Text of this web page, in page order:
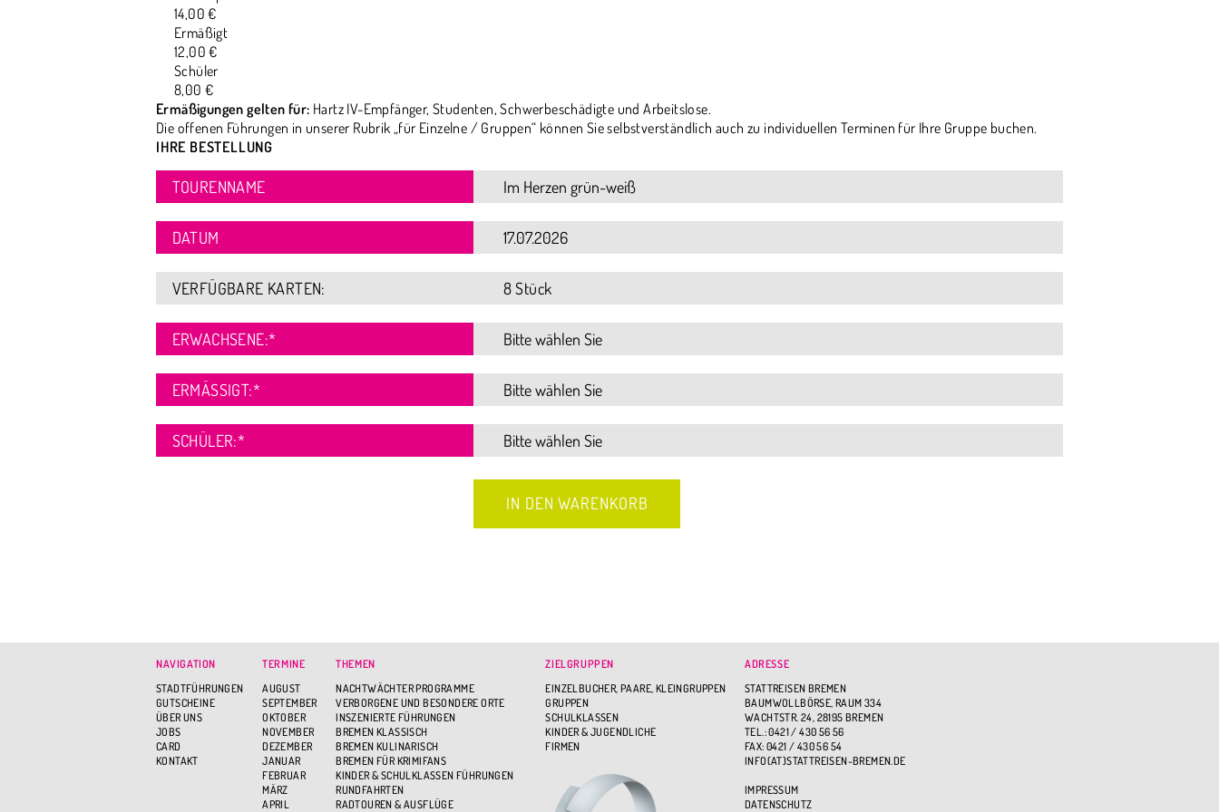
14,00 €
Ermäßigt
12,00 €
Schüler
8,00 €
Ermäßigungen gelten für: Hartz IV-Empfänger, Studenten, Schwerbeschädigte und Arbeitslose.
Die offenen Führungen in unserer Rubrik „für Einzelne / Gruppen“ können Sie selbstverständlich auch zu individuellen Terminen für Ihre Gruppe buchen.
IHRE BESTELLUNG
TOURENNAME
DATUM
VERFÜGBARE KARTEN: 8 Stück
ERWACHSENE:*
ERMÄSSIGT: *
SCHÜLER:*
NAVIGATION
STADTFÜHRUNGEN
GUTSCHEINE
ÜBER UNS
JOBS
CARD
KONTAKT
TERMINE
AUGUST
SEPTEMBER
OKTOBER
NOVEMBER
DEZEMBER
JANUAR
FEBRUAR
MÄRZ
APRIL
THEMEN
NACHTWÄCHTER PROGRAMME
VERBORGENE UND BESONDERE ORTE
INSZENIERTE FÜHRUNGEN
BREMEN KLASSISCH
BREMEN KULINARISCH
BREMEN FÜR KRIMIFANS
KINDER & SCHULKLASSEN FÜHRUNGEN
RUNDFAHRTEN
RADTOUREN & AUSFLÜGE
ZIELGRUPPEN
EINZELBUCHER, PAARE, KLEINGRUPPEN
GRUPPEN
SCHULKLASSEN
KINDER & JUGENDLICHE
FIRMEN
ADRESSE
STATTREISEN BREMEN
BAUMWOLLBÖRSE, RAUM 334
WACHTSTR. 24, 28195 BREMEN
TEL.: 0421 / 430 56 56
FAX: 0421 / 430 56 54
INFO(AT)STATTREISEN-BREMEN.DE
IMPRESSUM
DATENSCHUTZ